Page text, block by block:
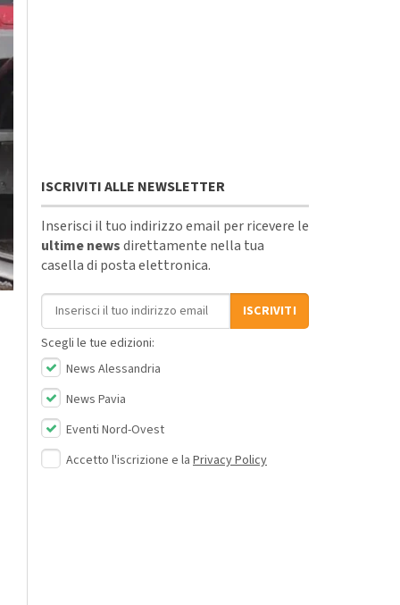
ISCRIVITI ALLE NEWSLETTER
Inserisci il tuo indirizzo email per ricevere le
ultime newsdirettamente nella tua
casella di posta elettronica.
Indirizzo email
ISCRIVITI
Scegli le tue edizioni:
News Alessandria
News Pavia
Eventi Nord-Ovest
Accetto l'iscrizione e la Privacy Policy